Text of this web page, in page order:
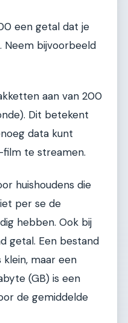
een getal dat je
Neem bijvoorbeeld
aan van 200
Dit betekent
data kunt
film te streamen.
huishoudens die
per se de
hebben. Ook bij
getal. Een bestand
maar een
(GB) is een
de gemiddelde